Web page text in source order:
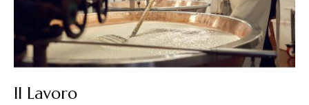
Il Lavoro